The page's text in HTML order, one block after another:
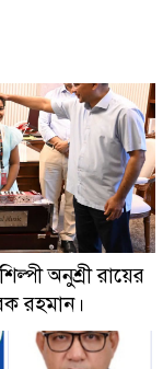
অনুশ্রী রায়ের
রহমান।